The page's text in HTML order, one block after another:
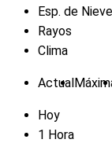
Esp. de Nieve
Rayos
Clima
Actual
Hoy
1 Hora